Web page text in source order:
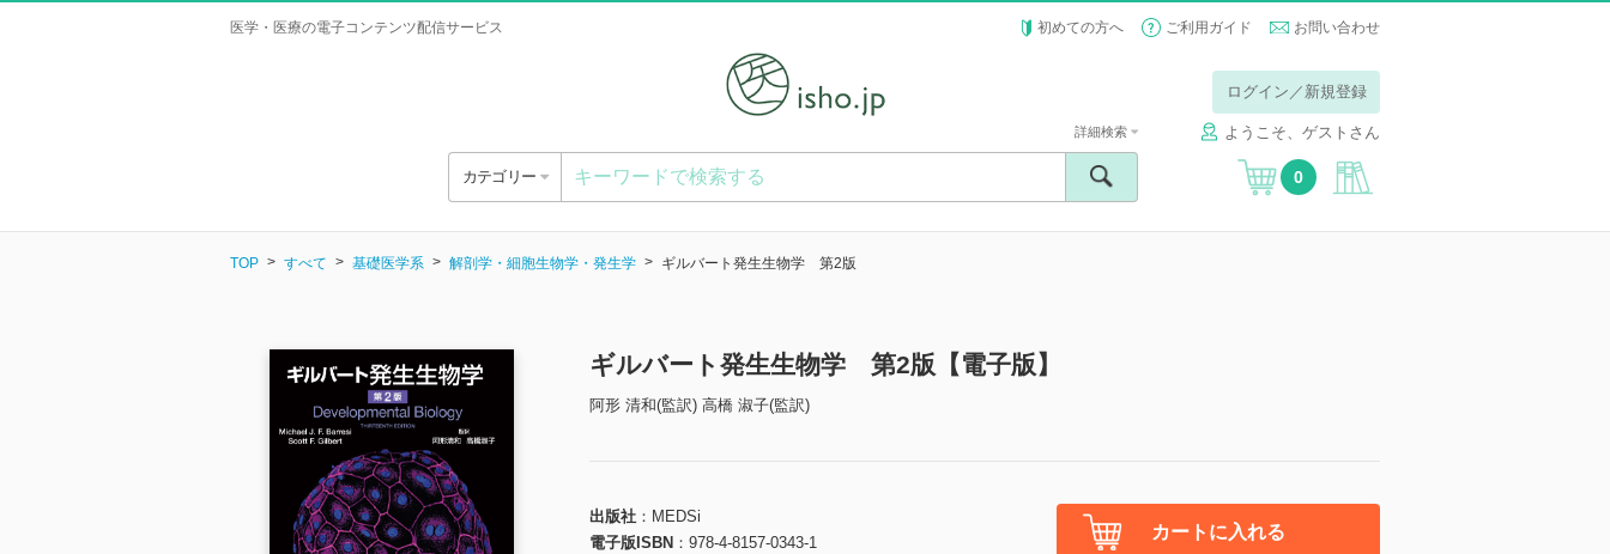
医学・医療の電子コンテンツ配信サービス 初めての方へ ご利用ガイド お問い合わせ
ログイン／新規登録
ようこそ、ゲストさん
カテゴリー
詳細検索
0
TOP すべて 基礎医学系 解剖学・細胞生物学・発生学 ギルバート発生生物学 第2版
ギルバート発生生物学 第2版【電子版】
阿形 清和(監訳) 高橋 淑子(監訳)
出版社
MEDSi
電子版ISBN
978-4-8157-0343-1
カートに入れる